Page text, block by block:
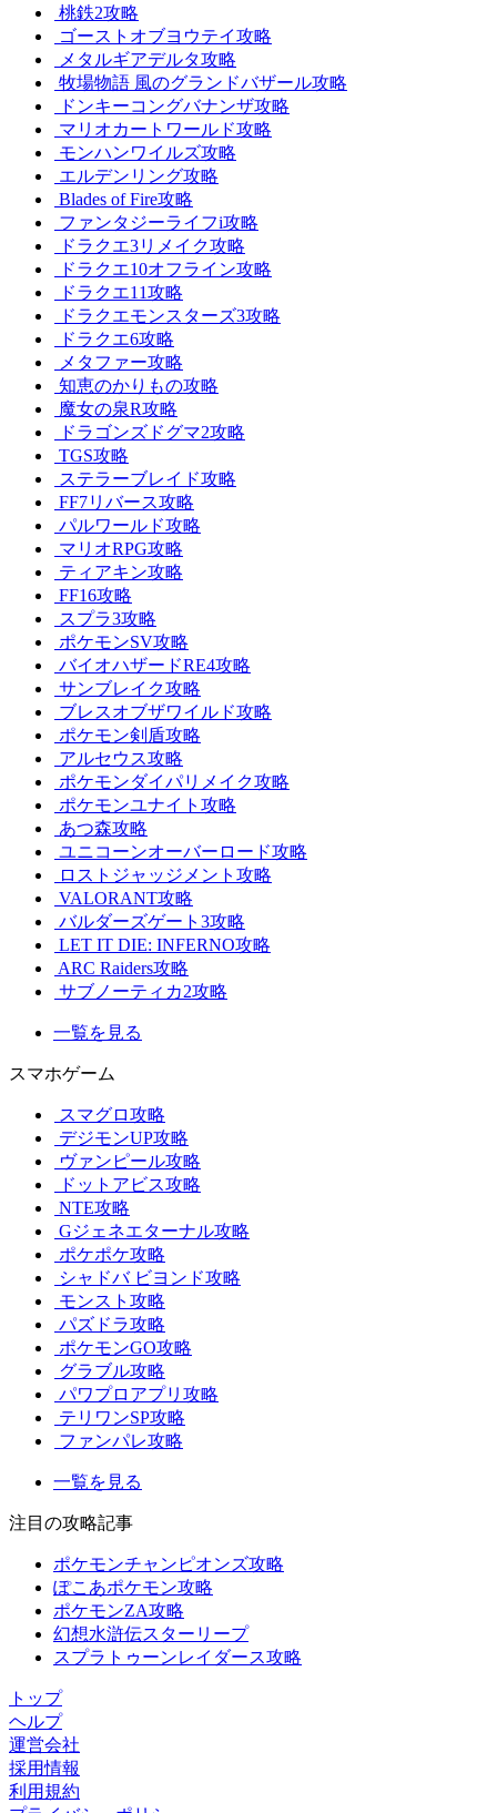
桃鉄2攻略
ゴーストオブヨウテイ攻略
メタルギアデルタ攻略
牧場物語 風のグランドバザール攻略
ドンキーコングバナンザ攻略
マリオカートワールド攻略
モンハンワイルズ攻略
エルデンリング攻略
Blades of Fire攻略
ファンタジーライフi攻略
ドラクエ3リメイク攻略
ドラクエ10オフライン攻略
ドラクエ11攻略
ドラクエモンスターズ3攻略
ドラクエ6攻略
メタファー攻略
知恵のかりもの攻略
魔女の泉R攻略
ドラゴンズドグマ2攻略
TGS攻略
ステラーブレイド攻略
FF7リバース攻略
パルワールド攻略
マリオRPG攻略
ティアキン攻略
FF16攻略
スプラ3攻略
ポケモンSV攻略
バイオハザードRE4攻略
サンブレイク攻略
ブレスオブザワイルド攻略
ポケモン剣盾攻略
アルセウス攻略
ポケモンダイパリメイク攻略
ポケモンユナイト攻略
あつ森攻略
ユニコーンオーバーロード攻略
ロストジャッジメント攻略
VALORANT攻略
バルダーズゲート3攻略
LET IT DIE: INFERNO攻略
ARC Raiders攻略
サブノーティカ2攻略
一覧を見る
スマホゲーム
スマグロ攻略
デジモンUP攻略
ヴァンピール攻略
ドットアビス攻略
NTE攻略
Gジェネエターナル攻略
ポケポケ攻略
シャドバ ビヨンド攻略
モンスト攻略
パズドラ攻略
ポケモンGO攻略
グラブル攻略
パワプロアプリ攻略
テリワンSP攻略
ファンパレ攻略
一覧を見る
注目の攻略記事
ポケモンチャンピオンズ攻略
ぽこあポケモン攻略
ポケモンZA攻略
幻想水滸伝スターリープ
スプラトゥーンレイダース攻略
トップ
ヘルプ
運営会社
採用情報
利用規約